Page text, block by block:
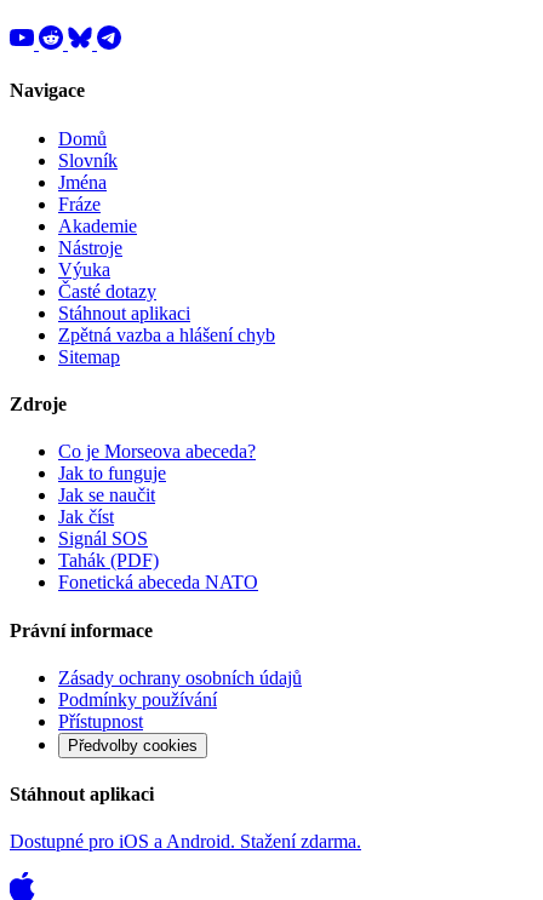
Navigace
Domů
Slovník
Jména
Fráze
Akademie
Nástroje
Výuka
Časté dotazy
Stáhnout aplikaci
Zpětná vazba a hlášení chyb
Sitemap
Zdroje
Co je Morseova abeceda?
Jak to funguje
Jak se naučit
Jak číst
Signál SOS
Tahák (PDF)
Fonetická abeceda NATO
Právní informace
Zásady ochrany osobních údajů
Podmínky používání
Přístupnost
Předvolby cookies
Stáhnout aplikaci
Dostupné pro iOS a Android. Stažení zdarma.